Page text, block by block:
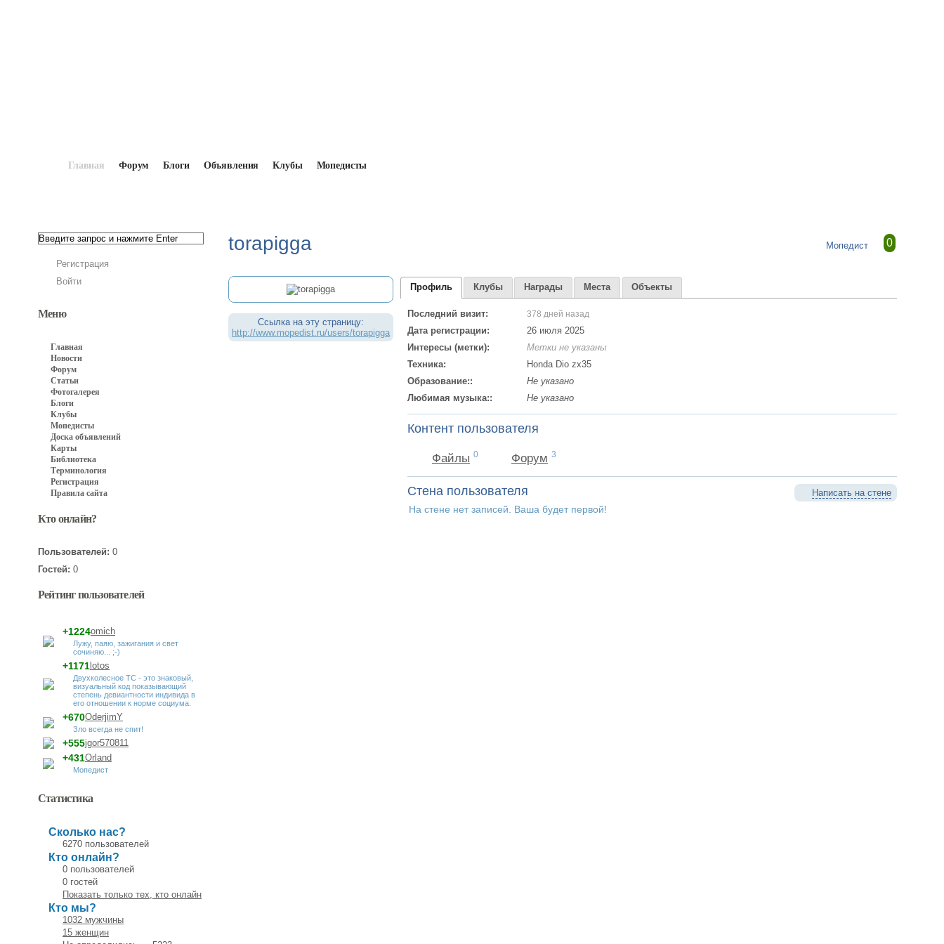
Главная Форум Блоги Объявления Клубы Мопедисты
Регистрация
Войти
Меню
Главная
Новости
Форум
Статьи
Фотогалерея
Блоги
Клубы
Мопедисты
Доска объявлений
Карты
Библиотека
Терминология
Регистрация
Правила сайта
Кто онлайн?
Пользователей: 0
Гостей: 0
Рейтинг пользователей
omich
+1224
Лужу, паяю, зажигания и свет
сочиняю... ;-)
lotos
+1171
Двухколесное ТС - это знаковый,
визуальный код показывающий
степень девиантности индивида в
его отношении к норме социума.
OderjimY
+670
Зло всегда не спит!
jgor570811
+555
Orland
+431
Мопедист
Статистика
Сколько нас?
6270 пользователей
Кто онлайн?
0 пользователей
0 гостей
Показать только тех, кто онлайн
Кто мы?
1032 мужчины
15 женщин
0
Мопедист
torapigga
Ссылка на эту страницу:
http://www.mopedist.ru/users/torapigga
Профиль Клубы Награды Места Объекты
Последний визит: 378 дней назад
Дата регистрации:
26 июля 2025
Интересы (метки):
Метки не указаны
Техника:
Honda Dio zx35
Образование::
Не указано
Любимая музыка::
Не указано
Контент пользователя
Файлы 0 Форум 3
Стена пользователя Написать на стене
На стене нет записей. Ваша будет первой!